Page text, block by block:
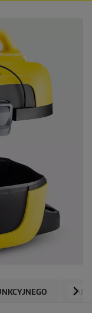
JAKI